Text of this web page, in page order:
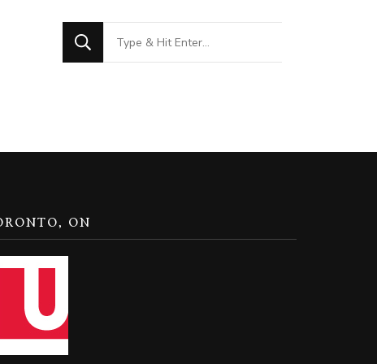
Looking
for
ON